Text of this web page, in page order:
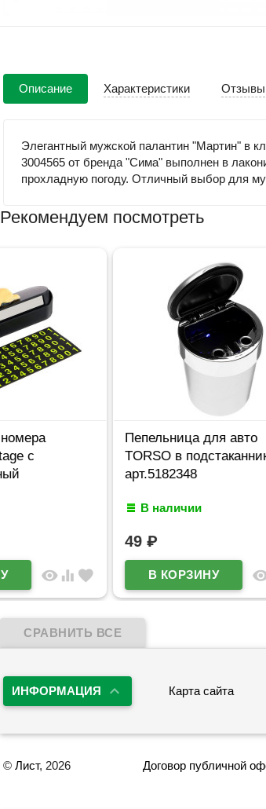
Описание Характеристики Отзывы
Элегантный мужской палантин "Мартин" в
3004565 от бренда "Сима" выполнен в
прохладную погоду. Отличный выбор для
Рекомендуем посмотреть
Пепельница для авто
TORSO в подстаканник
visibilityequalizerfavorite
ИНФОРМАЦИЯ Карта сайта
© Лист, 2026 Договор публичной